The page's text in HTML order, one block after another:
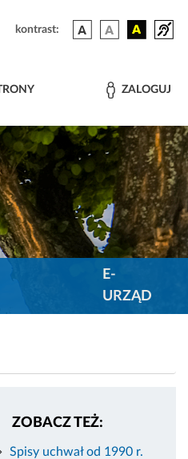
kontrast:
ZALOGUJ
E-
URZĄD
ZOBACZ TEŻ:
Spisy uchwał od 1990 r.